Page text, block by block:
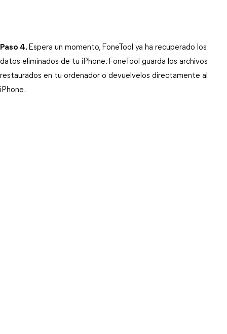
Paso 4. Espera un momento, FoneTool ya ha recuperado los
datos eliminados de tu iPhone. FoneTool guarda los archivos
restaurados en tu ordenador o devuelvelos directamente al
iPhone.